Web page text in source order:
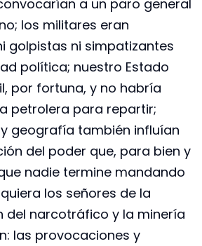
a un paro general
los militares eran
golpistas ni simpatizantes
política; nuestro Estado
por fortuna, y no habría
petrolera para repartir;
geografía también influían
del poder que, para bien y
nadie termine mandando
los señores de la
del narcotráfico y la minería
las provocaciones y